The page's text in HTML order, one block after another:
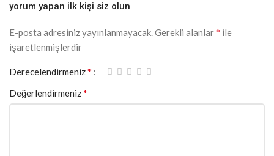
yorum yapan ilk kişi siz olun
E-posta adresiniz yayınlanmayacak.Gerekli alanlar* ile
işaretlenmişlerdir
Derecelendirmeniz*
Değerlendirmeniz*